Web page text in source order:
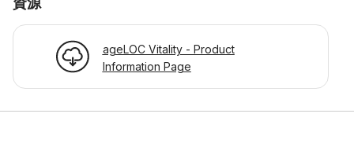
ageLOC Vitality - Product
Information Page